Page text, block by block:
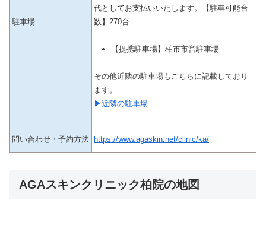
駐車場
代としてお支払いいたします。【駐車可能台
数】270台
【提携駐車場】柏市市営駐車場
その他近隣の駐車場もこちらに記載しており
ます。
▶近隣の駐車場
問い合わせ・予約方法 https://www.agaskin.net/clinic/ka/
AGAスキンクリニック柏院の地図